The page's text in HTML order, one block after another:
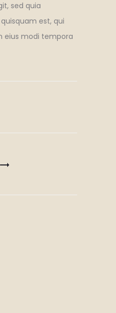
sed quia
est, qui
eius modi tempora